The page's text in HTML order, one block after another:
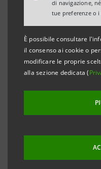
di navigazione,
tue preferenze o
È possibile consultare
il consenso ai cookie o
modificare le proprie
alla sezione dedicata (
STAMPA AGGIORNA
Ai sensi dell’art. 106,
marzo 2020,
2020, e successive
si evidenzia che
(TUF).